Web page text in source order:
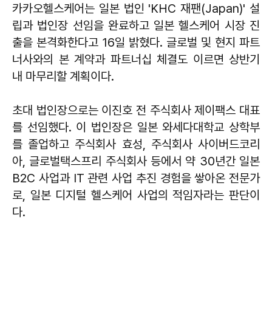
카카오헬스케어는 일본 법인 'KHC 재팬(Japan)' 설
립과 법인장 선임을 완료하고 일본 헬스케어 시장 진
출을 본격화한다고 16일 밝혔다. 글로벌 및 현지 파트
너사와의 본 계약과 파트너십 체결도 이르면 상반기
내 마무리할 계획이다.
초대 법인장으로는 이진호 전 주식회사 제이팩스 대표
를 선임했다. 이 법인장은 일본 와세다대학교 상학부
를 졸업하고 주식회사 효성, 주식회사 사이버드코리
아, 글로벌택스프리 주식회사 등에서 약 30년간 일본
B2C 사업과 IT 관련 사업 추진 경험을 쌓아온 전문가
로, 일본 디지털 헬스케어 사업의 적임자라는 판단이
다.